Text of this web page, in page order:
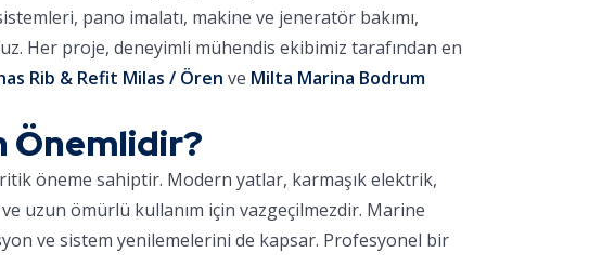
pano imalatı, makine ve jeneratör bakımı,
Her proje, deneyimli mühendis ekibimiz tarafından en
Rib & Refit Milas / Ören ve Milta Marina Bodrum
Önemlidir?
öneme sahiptir. Modern yatlar, karmaşık elektrik,
uzun ömürlü kullanım için vazgeçilmezdir. Marine
ve sistem yenilemelerini de kapsar. Profesyonel bir